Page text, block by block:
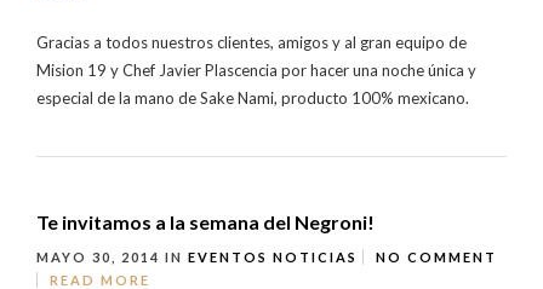
Gracias a todos nuestros clientes, amigos y al gran equipo de
Mision 19 y Chef Javier Plascencia por hacer una noche única y
especial de la mano de Sake Nami, producto 100% mexicano.
Te invitamos a la semana del Negroni!
MAYO 30, 2014 IN EVENTOS NOTICIAS
NO COMMENT
READ MORE